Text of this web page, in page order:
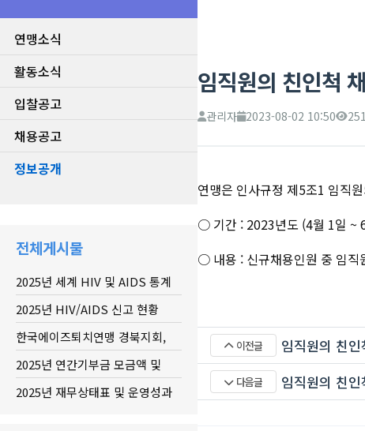
연맹소식
활동소식
입찰공고
채용공고
정보공개
전체게시물
2025년 세계 HIV 및 AIDS 통계
2025년 HIV/AIDS 신고 현황
한국에이즈퇴치연맹 경북지회,
20...
2025년 연간기부금 모금액 및
활...
2025년 재무상태표 및 운영성과
임직원의 친인척
관리자 2023-08-02 10:50 251
연맹은 인사규정 제5조1 임직
○ 기간 : 2023년도 (4월 1일 ~
○ 내용 : 신규채용인원 중 임직
이전글 임직원의 친
다음글 임직원의 친